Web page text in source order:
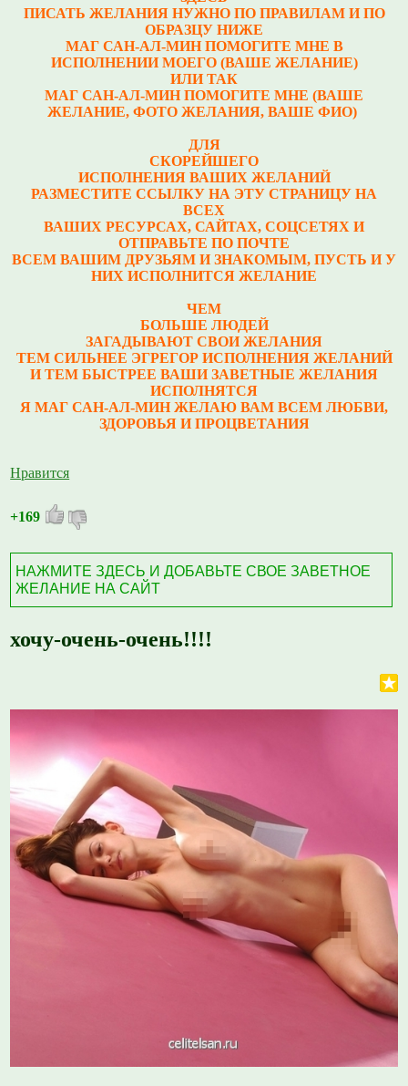
ПИСАТЬ ЖЕЛАНИЯ НУЖНО ПО ПРАВИЛАМ И ПО
ОБРАЗЦУ НИЖЕ
МАГ САН-АЛ-МИН ПОМОГИТЕ МНЕ В
ИСПОЛНЕНИИ МОЕГО (ВАШЕ ЖЕЛАНИЕ)
ИЛИ ТАК
МАГ САН-АЛ-МИН ПОМОГИТЕ МНЕ (ВАШЕ
ЖЕЛАНИЕ, ФОТО ЖЕЛАНИЯ, ВАШЕ ФИО)
ДЛЯ
СКОРЕЙШЕГО
ИСПОЛНЕНИЯ ВАШИХ ЖЕЛАНИЙ
РАЗМЕСТИТЕ ССЫЛКУ НА ЭТУ СТРАНИЦУ НА
ВСЕХ
ВАШИХ РЕСУРСАХ, САЙТАХ, СОЦСЕТЯХ И
ОТПРАВЬТЕ ПО ПОЧТЕ
ВСЕМ ВАШИМ ДРУЗЬЯМ И ЗНАКОМЫМ, ПУСТЬ И У
НИХ ИСПОЛНИТСЯ ЖЕЛАНИЕ
ЧЕМ
БОЛЬШЕ ЛЮДЕЙ
ЗАГАДЫВАЮТ СВОИ ЖЕЛАНИЯ
ТЕМ СИЛЬНЕЕ ЭГРЕГОР ИСПОЛНЕНИЯ ЖЕЛАНИЙ
И ТЕМ БЫСТРЕЕ ВАШИ ЗАВЕТНЫЕ ЖЕЛАНИЯ
ИСПОЛНЯТСЯ
Я МАГ САН-АЛ-МИН ЖЕЛАЮ ВАМ ВСЕМ ЛЮБВИ,
ЗДОРОВЬЯ И ПРОЦВЕТАНИЯ
Нравится
+169
НАЖМИТЕ ЗДЕСЬ И ДОБАВЬТЕ СВОЕ ЗАВЕТНОЕ
ЖЕЛАНИЕ НА САЙТ
хочу-очень-очень!!!!